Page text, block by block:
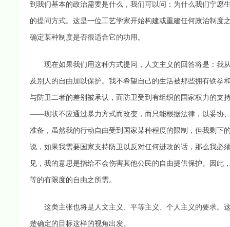
到我们基本的政治需要是什么，我们可以问：为什么我们宁愿
的提问方式。这是一位工艺学家开始构建或重建任何政治制
确定某种制度是否很适合它的功用。
现在如果我们用这种方式提问，人文主义的回答将是：我
及别人的自由加以保护。我不希望自己的生活被那些拥有铁
与防卫二者的差别被承认，而防卫受到有组织的国家权力的支
——现状不应通过暴力方式而改变，而只能根据法律，以妥协
准备，虽然我的行动自由受到国家某种程度的限制，但我剩下
说，如果我需要国家支持防卫以反对任何进攻的话，那么我必
见，我的意思是指给不会伤害其他公民的自由提供保护。因
等的有限度的自由之所需。
这类主张也将是人文主义、平等主义、个人主义的要求。
楚确定的目标这样的视角出发。